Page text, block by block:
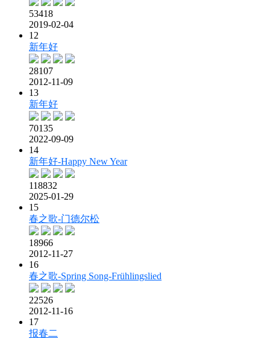
53418
2019-02-04
12
新年好
28107
2012-11-09
13
新年好
70135
2022-09-09
14
新年好-Happy New Year
118832
2025-01-29
15
春之歌-门德尔松
18966
2012-11-27
16
春之歌-Spring Song-Frühlingslied
22526
2012-11-16
17
报春二